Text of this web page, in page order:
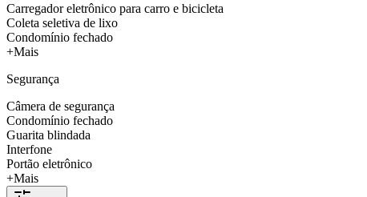
Carregador eletrônico para carro e bicicleta
Coleta seletiva de lixo
Condomínio fechado
+Mais
Segurança
Câmera de segurança
Condomínio fechado
Guarita blindada
Interfone
Portão eletrônico
+Mais